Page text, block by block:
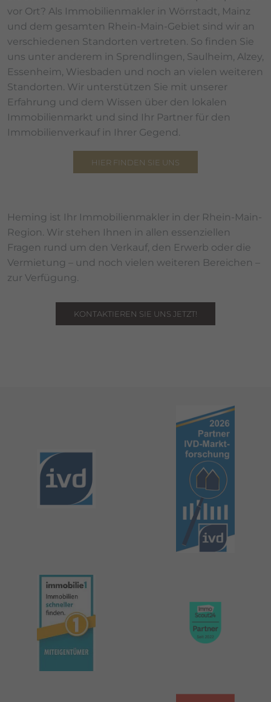
vor Ort? Als Immobilienmakler in Wörrstadt, Mainz
und dem gesamten Rhein-Main-Gebiet sind wir an
verschiedenen Standorten vertreten. So finden Sie
uns unter anderem in Sprendlingen, Saulheim, Alzey,
Essenheim, Wiesbaden und noch an vielen weiteren
Standorten. Wir unterstützen Sie mit unserer
Erfahrung und dem Wissen über den lokalen
Immobilienmarkt und sind Ihr Partner für den
Immobilienverkauf in Ihrer Gegend.
HIER FINDEN SIE UNS
Heming ist Ihr Immobilienmakler in der Rhein-Main-
Region. Wir stehen Ihnen in allen essenziellen
Fragen rund um den Verkauf, den Erwerb oder die
Vermietung – und noch vielen weiteren Bereichen –
zur Verfügung.
KONTAKTIEREN SIE UNS JETZT!